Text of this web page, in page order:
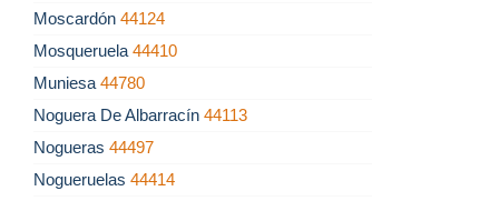
Moscardón 44124
Mosqueruela 44410
Muniesa 44780
Noguera De Albarracín 44113
Nogueras 44497
Nogueruelas 44414